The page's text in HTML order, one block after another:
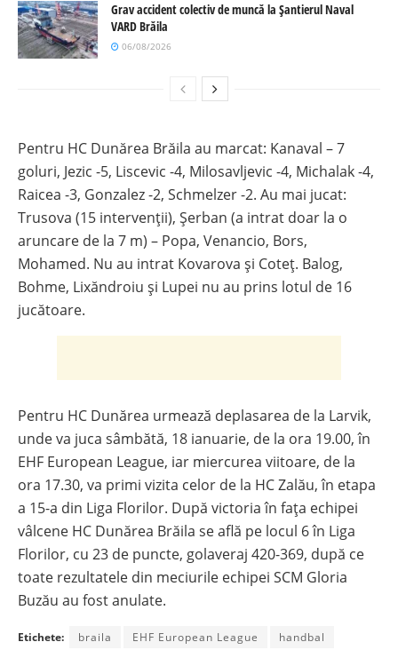
Grav accident colectiv de muncă la Șantierul Naval
VARD Brăila
06/08/2026
Pentru HC Dunărea Brăila au marcat: Kanaval – 7
goluri, Jezic -5, Liscevic -4, Milosavljevic -4, Michalak -4,
Raicea -3, Gonzalez -2, Schmelzer -2. Au mai jucat:
Trusova (15 intervenții), Șerban (a intrat doar la o
aruncare de la 7 m) – Popa, Venancio, Bors,
Mohamed. Nu au intrat Kovarova și Coteț. Balog,
Bohme, Lixăndroiu și Lupei nu au prins lotul de 16
jucătoare.
Pentru HC Dunărea urmează deplasarea de la Larvik,
unde va juca sâmbătă, 18 ianuarie, de la ora 19.00, în
EHF European League, iar miercurea viitoare, de la
ora 17.30, va primi vizita celor de la HC Zalău, în etapa
a 15-a din Liga Florilor. După victoria în fața echipei
vâlcene HC Dunărea Brăila se află pe locul 6 în Liga
Florilor, cu 23 de puncte, golaveraj 420-369, după ce
toate rezultatele din meciurile echipei SCM Gloria
Buzău au fost anulate.
Etichete: braila EHF European League handbal